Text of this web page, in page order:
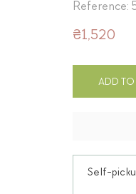
Reference:
₴1,520
ADD
Self-